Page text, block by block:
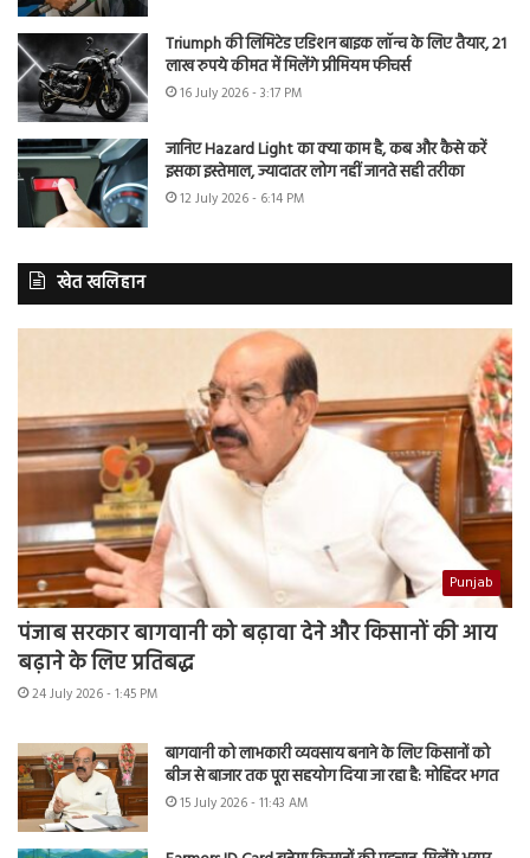
Triumph की लिमिटेड एडिशन बाइक लॉन्च के लिए तैयार, 21
लाख रुपये कीमत में मिलेंगे प्रीमियम फीचर्स
16 July 2026 - 3:17 PM
जानिए Hazard Light का क्या काम है, कब और कैसे करें
इसका इस्तेमाल, ज्यादातर लोग नहीं जानते सही तरीका
12 July 2026 - 6:14 PM
खेत खलिहान
Punjab
पंजाब सरकार बागवानी को बढ़ावा देने और किसानों की आय
बढ़ाने के लिए प्रतिबद्ध
24 July 2026 - 1:45 PM
बागवानी को लाभकारी व्यवसाय बनाने के लिए किसानों को
बीज से बाजार तक पूरा सहयोग दिया जा रहा है: मोहिंदर भगत
15 July 2026 - 11:43 AM